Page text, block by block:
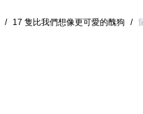
/ 17 隻比我們想像更可愛的醜狗 /